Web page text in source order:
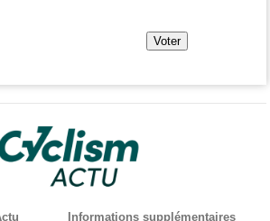
Informations supplémentaires